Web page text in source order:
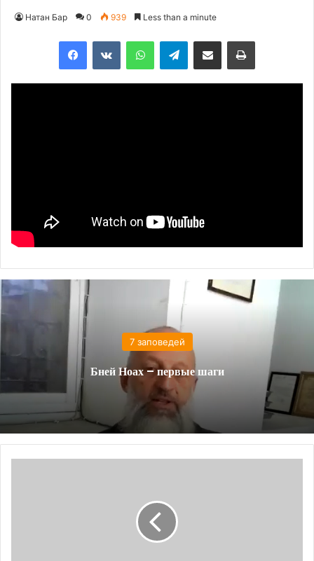
Натан Бар 0 939 Less than a minute
FacebookVKontakteWhatsAppTelegramShare via Email Print
7 заповедей
Бней Ноах – первые шаги